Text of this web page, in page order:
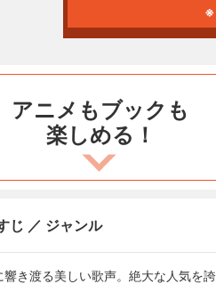
※
アニメもブックも
楽しめる！
じ ／ ジャンル
響き渡る美しい歌声。絶大な人気を